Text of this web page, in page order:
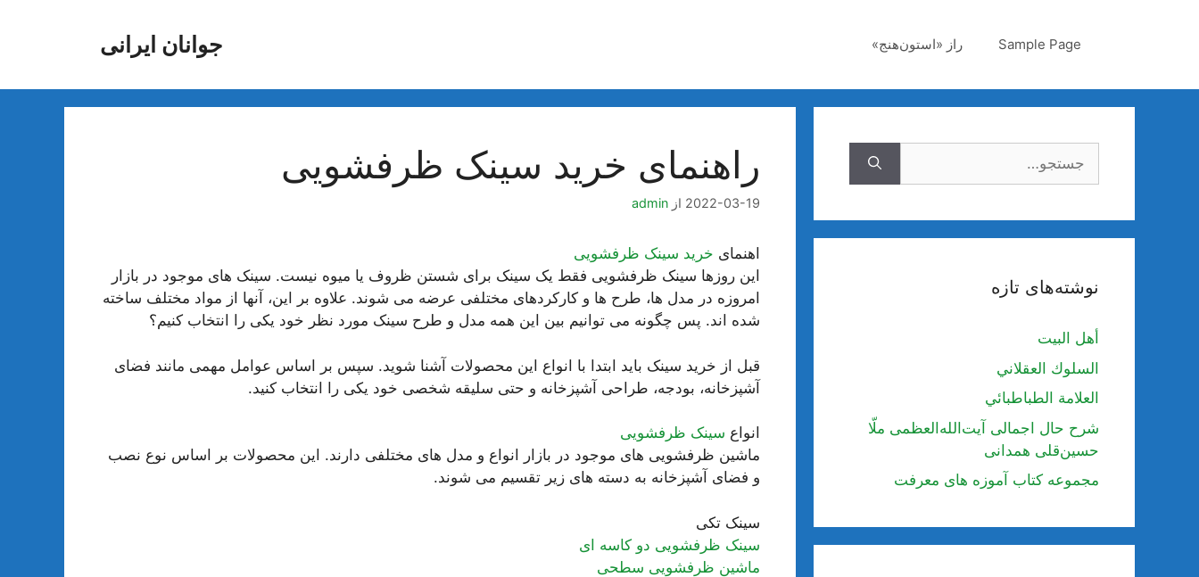
جوانان ایرانی Sample Page راز «استون‌هنج»
راهنمای خرید سینک ظرفشویی
2022-03-19 از admin
اهنمای خرید سینک ظرفشویی
این روزها سینک ظرفشویی فقط یک سینک برای شستن ظروف یا میوه نیست. سینک های موجود در بازار
امروزه در مدل ها، طرح ها و کارکردهای مختلفی عرضه می شوند. علاوه بر این، آنها از مواد مختلف ساخته
شده اند. پس چگونه می توانیم بین این همه مدل و طرح سینک مورد نظر خود یکی را انتخاب کنیم؟
قبل از خرید سینک باید ابتدا با انواع این محصولات آشنا شوید. سپس بر اساس عوامل مهمی مانند فضای
آشپزخانه، بودجه، طراحی آشپزخانه و حتی سلیقه شخصی خود یکی را انتخاب کنید.
انواع سینک ظرفشویی
ماشین ظرفشویی های موجود در بازار انواع و مدل های مختلفی دارند. این محصولات بر اساس نوع نصب
و فضای آشپزخانه به دسته های زیر تقسیم می شوند.
سینک تکی
سینک ظرفشویی دو کاسه ای
ماشین ظرفشویی سطحی
نوشته‌های تازه
أهل البيت
السلوك العقلاني
العلامة الطباطبائي
شرح حال اجمالی آیت‌الله‌العظمی ملّا
حسین‌قلی همدانی
مجموعه کتاب آموزه های معرفت